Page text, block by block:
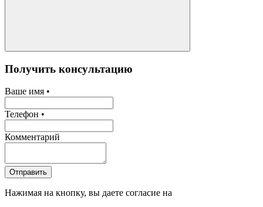
Получить консультацию
Ваше имя •
Телефон •
Комментарий
Отправить
Нажимая на кнопку, вы даете согласие на